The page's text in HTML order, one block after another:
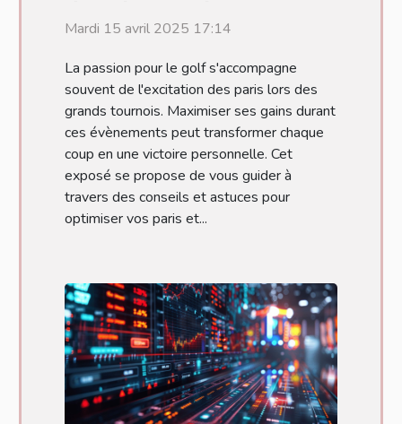
Mardi 15 avril 2025 17:14
La passion pour le golf s'accompagne
souvent de l'excitation des paris lors des
grands tournois. Maximiser ses gains durant
ces évènements peut transformer chaque
coup en une victoire personnelle. Cet
exposé se propose de vous guider à
travers des conseils et astuces pour
optimiser vos paris et...